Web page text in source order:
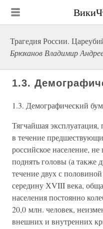
Трагедия России.
Брюханов Владимир
1.3.
1.3. Демографический
Тягчайшая эксплуатация,
в течение
российское население,
поднять головы (а также
течение двух с
середину ХVIII века,
населения постоянно
20,0 млн. человек,
внешних и внутренних